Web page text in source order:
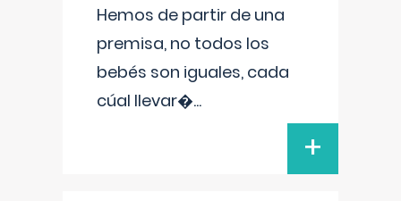
Hemos de partir de una
premisa, no todos los
bebés son iguales, cada
cúal llevar�...
+